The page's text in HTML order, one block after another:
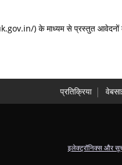
) के माध्यम से प्रस्तुत आवेदनों की
प्रतिक्रिया
इलेक्ट्रॉनिक्स और